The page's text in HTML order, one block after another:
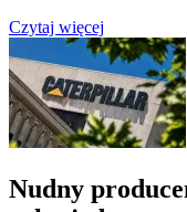
Czytaj więcej
Nudny